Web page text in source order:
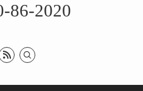
86-2020